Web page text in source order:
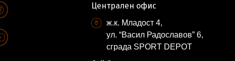
Централен офис
ж.к. Младост 4,
ул. “Васил Радославов” 6,
сграда SPORT DEPOT